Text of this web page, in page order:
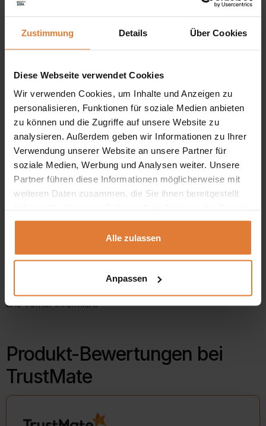
Zustimmung Details Über Cookies
Diese Webseite verwendet Cookies
Wir verwenden Cookies, um Inhalte und Anzeigen zu
personalisieren, Funktionen für soziale Medien anbieten
zu können und die Zugriffe auf unsere Website zu
analysieren. Außerdem geben wir Informationen zu Ihrer
Verwendung unserer Website an unsere Partner für
soziale Medien, Werbung und Analysen weiter. Unsere
Partner führen diese Informationen möglicherweise mit
weiteren Daten zusammen, die Sie ihnen bereitgestellt
gesammelt haben.
Alle zulassen
Anpassen
Wir möchten Ihnen mitteilen, dass alle Maßen der
ähnlich wie in der Wirklichkeit darzustellen. Beachten Sie
nur bitte, dass sie wegen Monitor- und
Grafikkarteneinstellungen ein bisschen von der Wirklichkeit
abweichen können. Es ist also kein Grund für die
Beanstandung. Außerdem können die Farben
verschiedener Stoffserien andere Farbnuancen haben.
nicht zu. Wir verfügen über den eigenen, sicheren und
schnellen Transport. Über den Liefertermin werden Sie von
uns vorher informiert.
Produkt-Bewertungen bei
TrustMate